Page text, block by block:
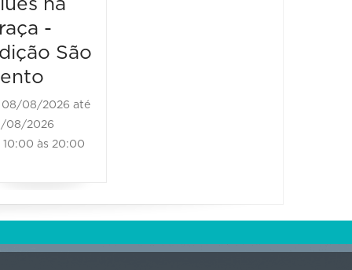
na
-
São
08/08/2026 até
08/2026
às 20:00